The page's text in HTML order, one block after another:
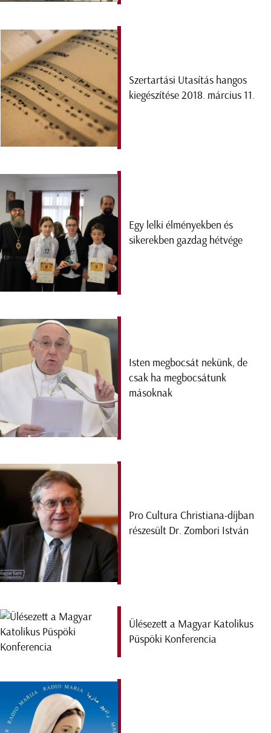
Szertartási Utasítás hangos
kiegészítése 2018. március 11.
Egy lelki élményekben és
sikerekben gazdag hétvége
Isten megbocsát nekünk, de
csak ha megbocsátunk
másoknak
Pro Cultura Christiana-díjban
részesült Dr. Zombori István
Ülésezett a Magyar Katolikus
Püspöki Konferencia